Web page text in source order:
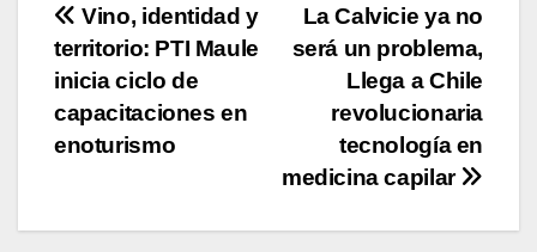
Navegación
de
entradas
La Calvicie ya no
será un problema,
Llega a Chile
revolucionaria
tecnología en
medicina capilar
Vino, identidad y
territorio: PTI Maule
inicia ciclo de
capacitaciones en
enoturismo